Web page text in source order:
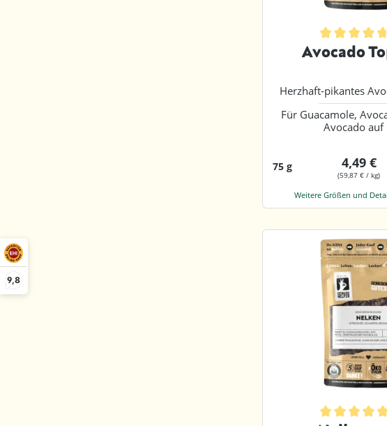
9,8
Avocado
Herzhaft-pikantes
Für Guacamole,
Avocado auf
75 g 4,49 €
(59,87 € / kg)
Weitere Größen und